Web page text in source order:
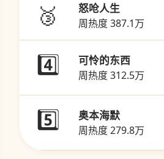
🥉 怒呛人生
周热度 387.1万
4️⃣ 可怜的东西
周热度 312.5万
5️⃣ 奥本海默
周热度 279.8万